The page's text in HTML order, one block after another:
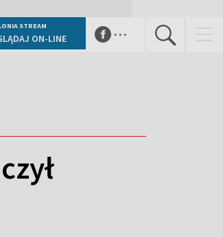
STREAM
ON-LINE ...